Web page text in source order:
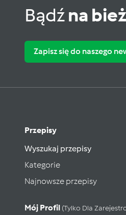
Bądźna
Zapisz się do naszego
Przepisy
Wyszukaj przepisy
Kategorie
Najnowsze przepisy
Mój Profil (tylko Dla